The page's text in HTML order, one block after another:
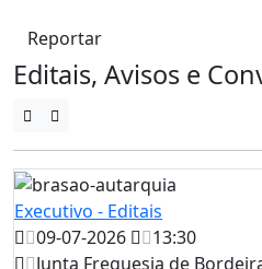
Reportar
Editais, Avisos e
Executivo - Editais
09-07-2026
13:30
Junta Freguesia de